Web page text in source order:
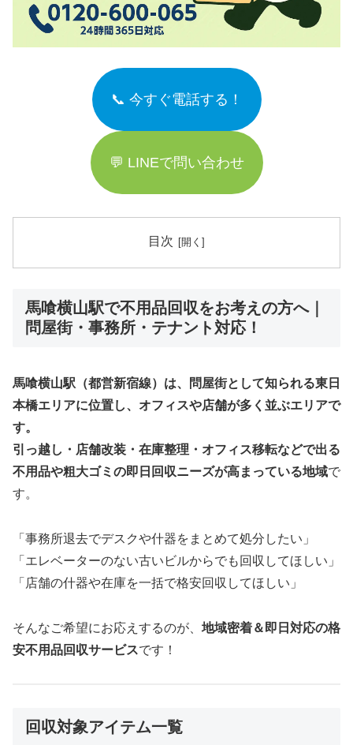
📞 今すぐ電話する！
💬 LINEで問い合わせ
目次
馬喰横山駅で不用品回収をお考えの方へ｜
問屋街・事務所・テナント対応！
馬喰横山駅（都営新宿線）は、問屋街として知られる東日
本橋エリアに位置し、オフィスや店舗が多く並ぶエリアで
す。
引っ越し・店舗改装・在庫整理・オフィス移転などで出る
不用品や粗大ゴミの即日回収ニーズが高まっている地域で
す。
「事務所退去でデスクや什器をまとめて処分したい」
「エレベーターのない古いビルからでも回収してほしい」
「店舗の什器や在庫を一括で格安回収してほしい」
そんなご希望にお応えするのが、 地域密着＆即日対応の格
安不用品回収サービスです！
回収対象アイテム一覧